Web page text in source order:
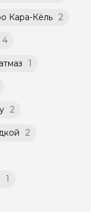
Кара-Кёль 2
4
1
2
2
1